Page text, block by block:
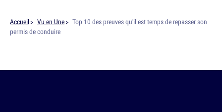
Accueil Vu en Une
Top 10 des preuves qu'il est temps de repasser son
permis de conduire